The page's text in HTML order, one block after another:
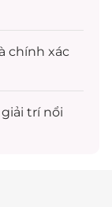
chính xác
giải trínổi